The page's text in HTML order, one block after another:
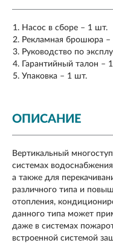
Насос в сборе – 1 шт.
Рекламная брошюра –
Руководство по
Гарантийный талон –
Упаковка – 1 шт.
ОПИСАНИЕ
Вертикальный
системах
а также для
различного типа и
отопления,
данного типа может
даже в системах
встроенной системой